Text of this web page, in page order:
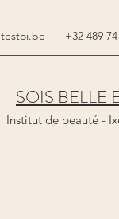
+32 489
SOIS BELLE
Institut de beauté -